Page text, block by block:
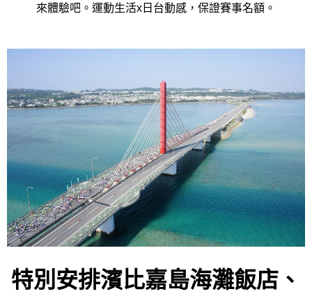
來體驗吧。運動生活x日台動感，保證賽事名額。
特別安排濱比嘉島海灘飯店、